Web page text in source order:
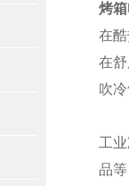
烤
在
在
吹
工
品